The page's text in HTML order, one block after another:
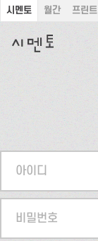
시멘토 월간 프린트
아이디
비밀번호